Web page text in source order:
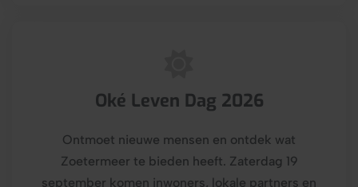
Oké Leven Dag 2026
Ontmoet nieuwe mensen en ontdek wat
Zoetermeer te bieden heeft. Zaterdag 19
september komen inwoners, lokale partners en